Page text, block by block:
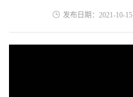
发布日期：2021-10-15